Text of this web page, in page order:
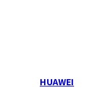
HUAWEI